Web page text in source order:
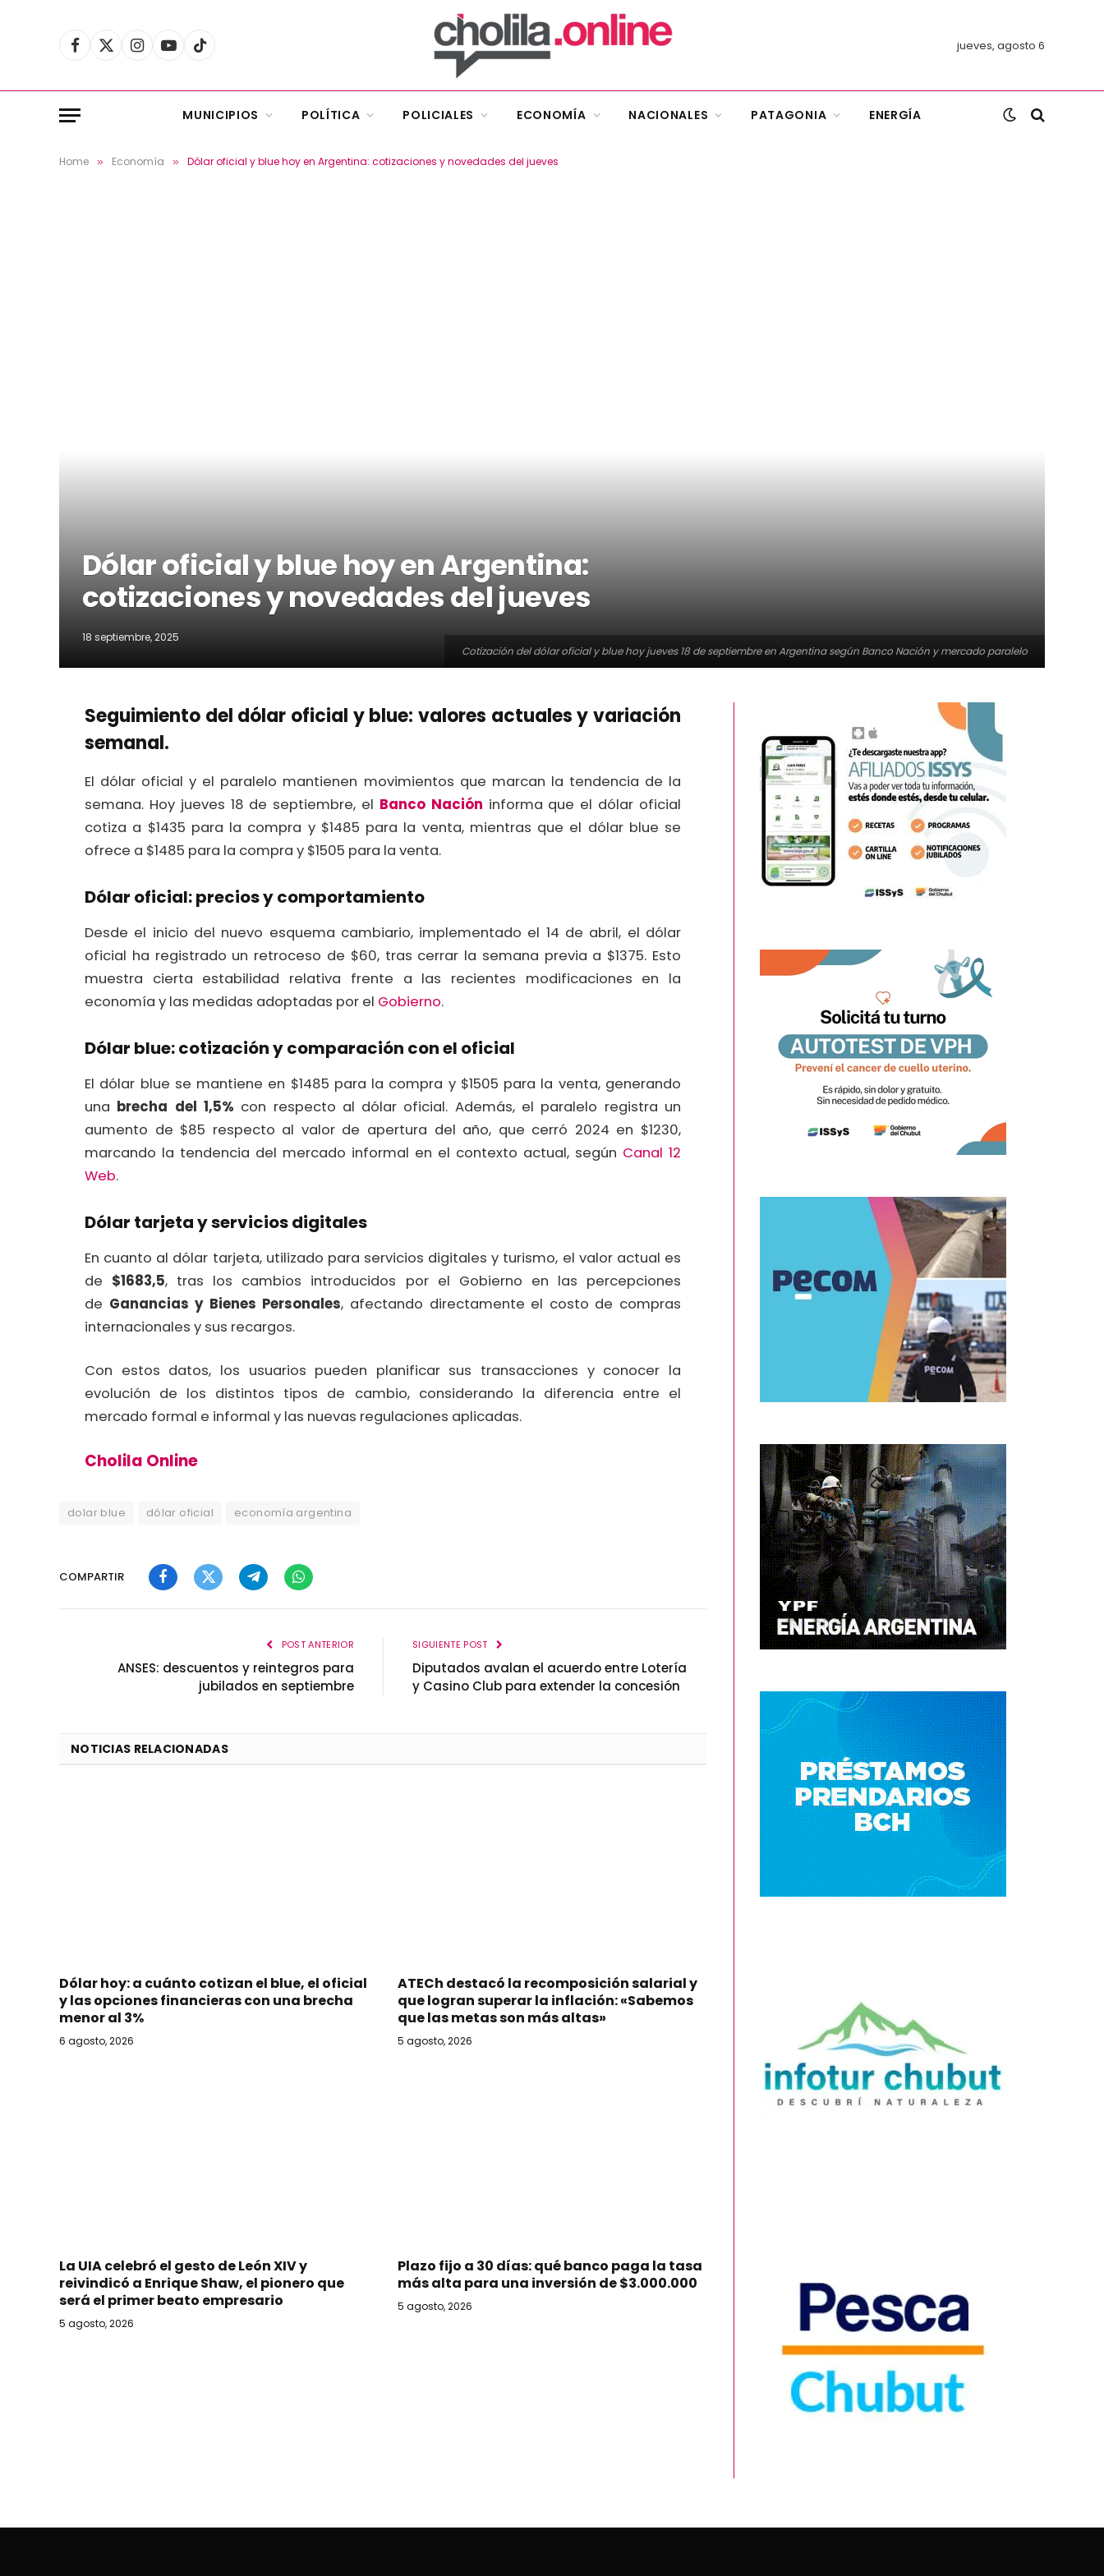
Facebook
X
Instagram
YouTubeTikTok jueves, agosto 6
MUNICIPIOS POLÍTICA POLICIALES ECONOMÍA NACIONALES PATAGONIA ENERGÍA
Home » Economía » Dólar oficial y blue hoy en Argentina: cotizaciones y novedades del jueves
Cotización del dólar oficial y blue hoy jueves 18 de septiembre en Argentina según Banco Nación y mercado paralelo
Dólar oficial y blue hoy en Argentina:
cotizaciones y novedades del jueves
18 septiembre, 2025
Seguimiento del dólar oficial y blue: valores actuales y variación
semanal.
El dólar oficial y el paralelo mantienen movimientos que marcan la tendencia de la
semana. Hoy jueves 18 de septiembre, el Banco Nación informa que el dólar oficial
cotiza a $1435 para la compra y $1485 para la venta, mientras que el dólar blue se
ofrece a $1485 para la compra y $1505 para la venta.
Dólar oficial: precios y comportamiento
Desde el inicio del nuevo esquema cambiario, implementado el 14 de abril, el dólar
oficial ha registrado un retroceso de $60, tras cerrar la semana previa a $1375. Esto
muestra cierta estabilidad relativa frente a las recientes modificaciones en la
economía y las medidas adoptadas por el Gobierno.
Dólar blue: cotización y comparación con el oficial
El dólar blue se mantiene en $1485 para la compra y $1505 para la venta, generando
una brecha del 1,5% con respecto al dólar oficial. Además, el paralelo registra un
aumento de $85 respecto al valor de apertura del año, que cerró 2024 en $1230,
marcando la tendencia del mercado informal en el contexto actual, según Canal 12
Web.
Dólar tarjeta y servicios digitales
En cuanto al dólar tarjeta, utilizado para servicios digitales y turismo, el valor actual es
de $1683,5, tras los cambios introducidos por el Gobierno en las percepciones
de Ganancias y Bienes Personales, afectando directamente el costo de compras
internacionales y sus recargos.
Con estos datos, los usuarios pueden planificar sus transacciones y conocer la
evolución de los distintos tipos de cambio, considerando la diferencia entre el
mercado formal e informal y las nuevas regulaciones aplicadas.
Cholila Online
dolar blue dólar oficial economía argentina
COMPARTIR
FacebookTwitterTelegramWhatsApp
POST ANTERIOR
ANSES: descuentos y reintegros para
jubilados en septiembre
SIGUIENTE POST
Diputados avalan el acuerdo entre Lotería
y Casino Club para extender la concesión
NOTICIAS RELACIONADAS
Dólar hoy: a cuánto cotizan el blue, el oficial
y las opciones financieras con una brecha
menor al 3%
6 agosto, 2026
ATECh destacó la recomposición salarial y
que logran superar la inflación: «Sabemos
que las metas son más altas»
5 agosto, 2026
La UIA celebró el gesto de León XIV y
reivindicó a Enrique Shaw, el pionero que
será el primer beato empresario
5 agosto, 2026
Plazo fijo a 30 días: qué banco paga la tasa
más alta para una inversión de $3.000.000
5 agosto, 2026